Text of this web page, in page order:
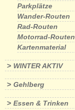
Parkplätze
Wander-Routen
Rad-Routen
Motorrad-Routen
Kartenmaterial
> WINTER AKTIV
> Gehlberg
> Essen & Trinken